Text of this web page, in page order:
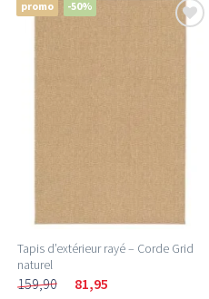
promo -50%
Tapis d’extérieur rayé – Corde Grid
naturel
159,90 81,95